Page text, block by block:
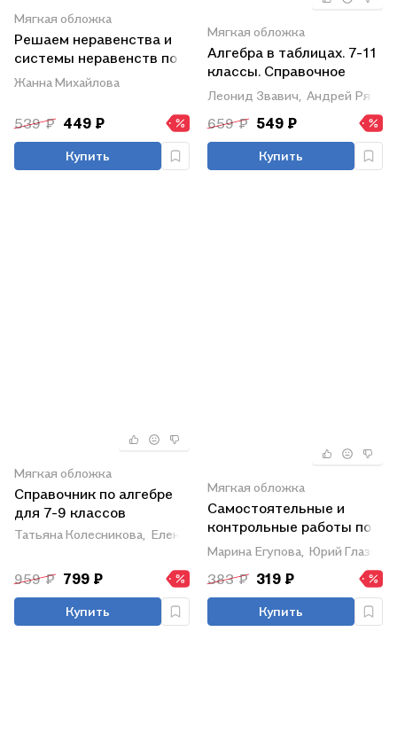
Мягкая обложка
Решаем неравенства и
системы неравенств по
алгоритмам. 7-9 классы
Жанна Михайлова
539 ₽ 449 ₽
Купить
Мягкая обложка
Алгебра в таблицах. 7-11
классы. Справочное
пособие
Леонид Звавич, Андрей
659 ₽ 549 ₽
Купить
Мягкая обложка
Справочник по алгебре
для 7-9 классов
Татьяна Колесникова, Елена Тимофеева
959 ₽ 799 ₽
Купить
Мягкая обложка
Самостоятельные и
контрольные работы по
алгебре. 7 класс. К
учебнику Ю. Н.
Макарычева и др., под
редакцией С. А.
Теляковского
Марина Егупова, Юрий Глазков
383 ₽ 319 ₽
Купить